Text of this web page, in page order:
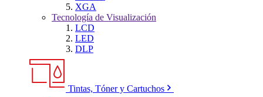
XGA
Tecnología de Visualización
LCD
LED
DLP
Tintas, Tóner y Cartuchos